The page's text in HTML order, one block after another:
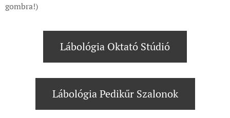
gombra!)
Lábológia Oktató Stúdió
Lábológia Pedikűr Szalonok